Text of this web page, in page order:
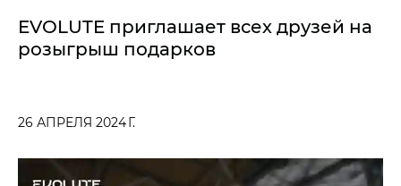
EVOLUTE приглашает всех друзей на
розыгрыш подарков
26 АПРЕЛЯ 2024 Г.